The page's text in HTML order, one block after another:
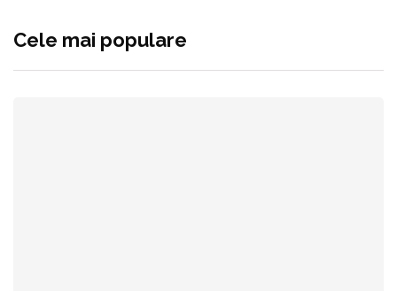
Cele mai populare